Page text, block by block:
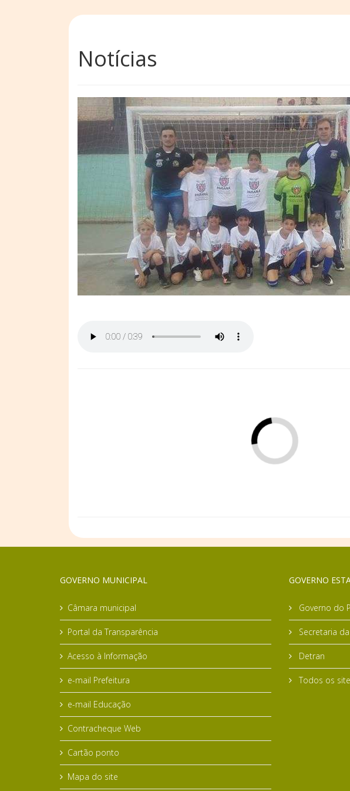
Notícias
GOVERNO MUNICIPAL
Câmara municipal
Portal da Transparência
Acesso à Informação
e-mail Prefeitura
e-mail Educação
Contracheque Web
Cartão ponto
Mapa do site
GOVERNO
Governo do
Secretaria
Detran
Todos os